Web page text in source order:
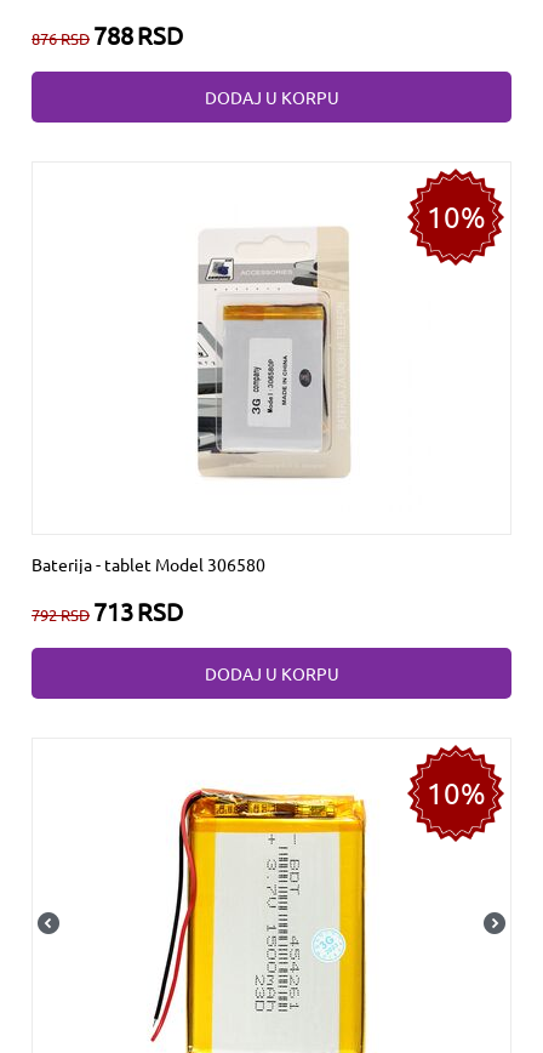
876RSD 788RSD
DODAJ U KORPU
10%
Baterija - tablet Model 306580
792RSD 713RSD
DODAJ U KORPU
10%